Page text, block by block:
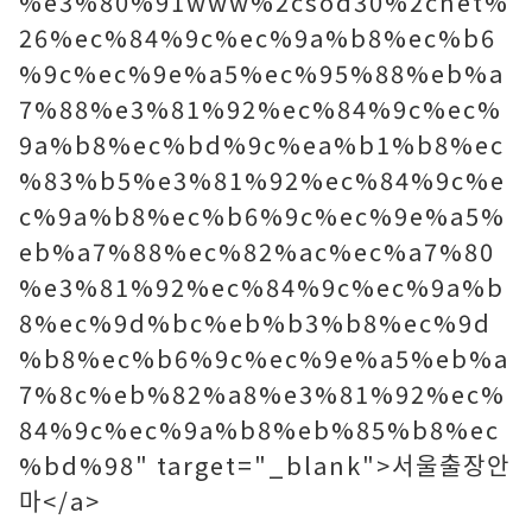
26%ec%84%9c%ec%9a%b8%ec%b6
%9c%ec%9e%a5%ec%95%88%eb%a
7%88%e3%81%92%ec%84%9c%ec%
9a%b8%ec%bd%9c%ea%b1%b8%ec
%83%b5%e3%81%92%ec%84%9c%e
c%9a%b8%ec%b6%9c%ec%9e%a5%
eb%a7%88%ec%82%ac%ec%a7%80
%e3%81%92%ec%84%9c%ec%9a%b
8%ec%9d%bc%eb%b3%b8%ec%9d
%b8%ec%b6%9c%ec%9e%a5%eb%a
7%8c%eb%82%a8%e3%81%92%ec%
84%9c%ec%9a%b8%eb%85%b8%ec
%bd%98" target="_blank">서울출장안
마</a>